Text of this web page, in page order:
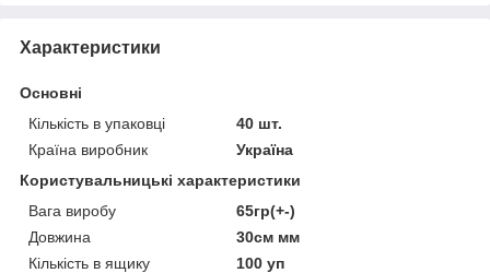
Характеристики
Основні
Кількість в упаковці
40 шт.
Країна виробник
Україна
Користувальницькі характеристики
Вага виробу
65гр(+-)
Довжина
30см мм
Кількість в ящику
100 уп